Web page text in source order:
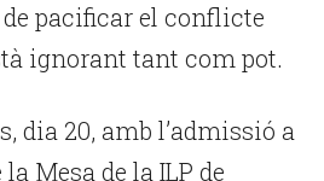
pacificar el conflicte
ignorant tant com pot.
dia 20, amb l’admissió a
Mesa de la ILP de